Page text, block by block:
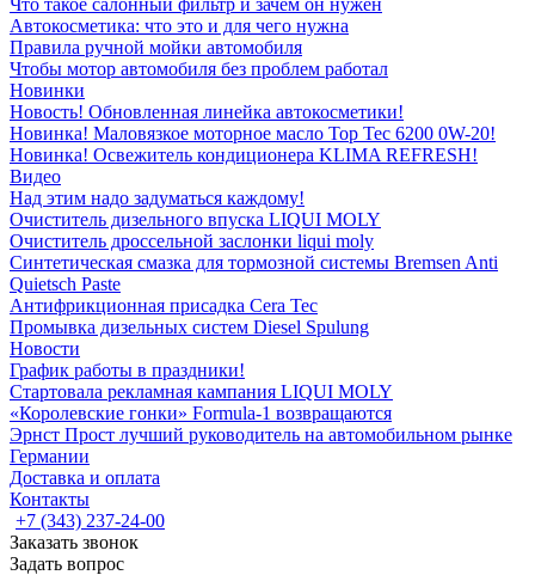
Что такое салонный фильтр и зачем он нужен
Автокосметика: что это и для чего нужна
Правила ручной мойки автомобиля
Чтобы мотор автомобиля без проблем работал
Новинки
Новость! Обновленная линейка автокосметики!
Новинка! Маловязкое моторное масло Top Tec 6200 0W-20!
Новинка! Освежитель кондиционера KLIMA REFRESH!
Видео
Над этим надо задуматься каждому!
Очиститель дизельного впуска LIQUI MOLY
Очиститель дроссельной заслонки liqui moly
Синтетическая смазка для тормозной системы Bremsen Anti
Quietsch Paste
Антифрикционная присадка Cera Tec
Промывка дизельных систем Diesel Spulung
Новости
График работы в праздники!
Стартовала рекламная кампания LIQUI MOLY
«Королевские гонки» Formula-1 возвращаются
Эрнст Прост лучший руководитель на автомобильном рынке
Германии
Доставка и оплата
Контакты
+7 (343) 237-24-00
Заказать звонок
Задать вопрос